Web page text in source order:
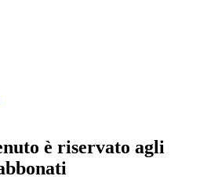
è riservato agli